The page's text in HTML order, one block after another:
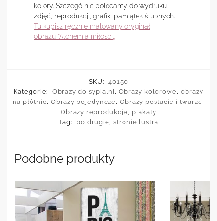
kolory. Szczególnie polecamy do wydruku
zdjęć, reprodukcji, grafik, pamiątek ślubnych.
Tu kupisz ręcznie malowany oryginał
obrazu ”Alchemia miłości„
SKU:
40150
Kategorie:
Obrazy do sypialni , Obrazy kolorowe, obrazy
na płótnie, Obrazy pojedyncze, Obrazy postacie i twarze,
Obrazy reprodukcje, plakaty
Tag:
po drugiej stronie lustra
Podobne produkty